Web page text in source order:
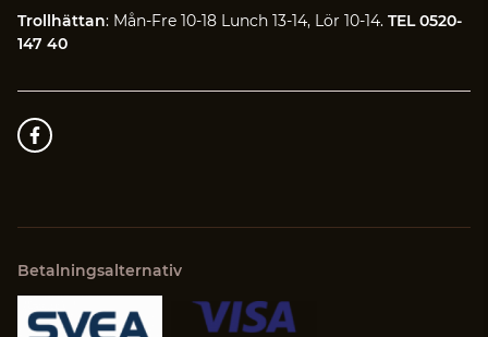
Trollhättan: Mån-Fre 10-18 Lunch 13-14, Lör 10-14. TEL 0520-
147 40
Betalningsalternativ